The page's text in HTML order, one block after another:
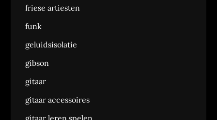
friese artiesten
funk
geluidsisolatie
gibson
gitaar
gitaar accessoires
gitaar leren spelen